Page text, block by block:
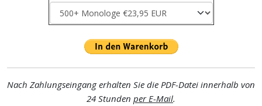
Nach Zahlungseingang erhalten Sie die PDF-Datei innerhalb von
24 Stunden per E-Mail.